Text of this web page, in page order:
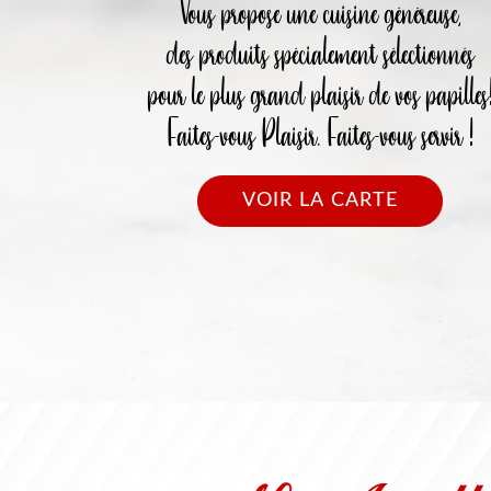
Vous propose une cuisine généreuse,
des produits spécialement sélectionnés
pour le plus grand plaisir de vos
Faites-vous Plaisir. Faites-vous servir !
VOIR LA CARTE